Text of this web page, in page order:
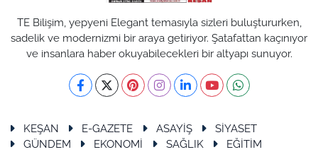
TE Bilişim, yepyeni Elegant temasıyla sizleri buluştururken,
sadelik ve modernizmi bir araya getiriyor. Şatafattan kaçınıyor
ve insanlara haber okuyabilecekleri bir altyapı sunuyor.
KEŞAN E-GAZETE ASAYİŞ
SİYASET
GÜNDEM
EKONOMİ SAĞLIK
EĞİTİM